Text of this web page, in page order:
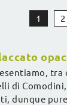
1 2
tra
di
dunque